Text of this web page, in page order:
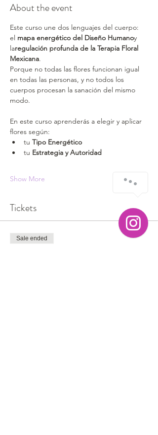
About the event
Este curso une dos lenguajes del cuerpo:
el mapa energético del Diseño Humanoy
laregulación profunda de la Terapia Floral
Mexicana.
Porque no todas las flores funcionan igual
en todas las personas, y no todos los
cuerpos procesan la sanación del mismo
modo.
En este curso aprenderás a elegir y aplicar
flores según:
tu Tipo Energético
tu Estrategia y Autoridad
Show More
Tickets
Sale ended